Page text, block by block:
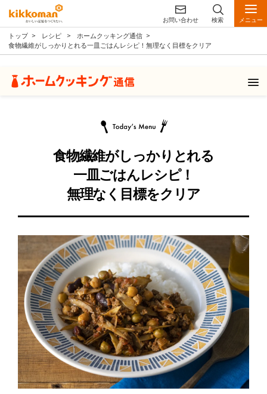
お問い合わせ 検索 メニュー
トップ レシピ
ホームクッキング通信
食物繊維がしっかりとれる一皿ごはんレシピ！無理なく目標をクリア
食物繊維がしっかりとれる
一皿ごはんレシピ！
無理なく目標をクリア